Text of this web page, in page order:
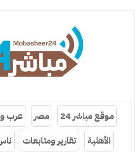
موقع مباشر 24 مصر عرب
الأهلية
تقارير ومتابعات